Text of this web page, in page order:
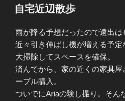
稿
日:
自宅近辺散歩
雨が降る予想だったので遠出は
近々引き伸ばし機が増える予
大掃除してスペースを確保。
済んでから、家の近くの家具
ーブル購入。
ついでにAriaの験し撮り。そん